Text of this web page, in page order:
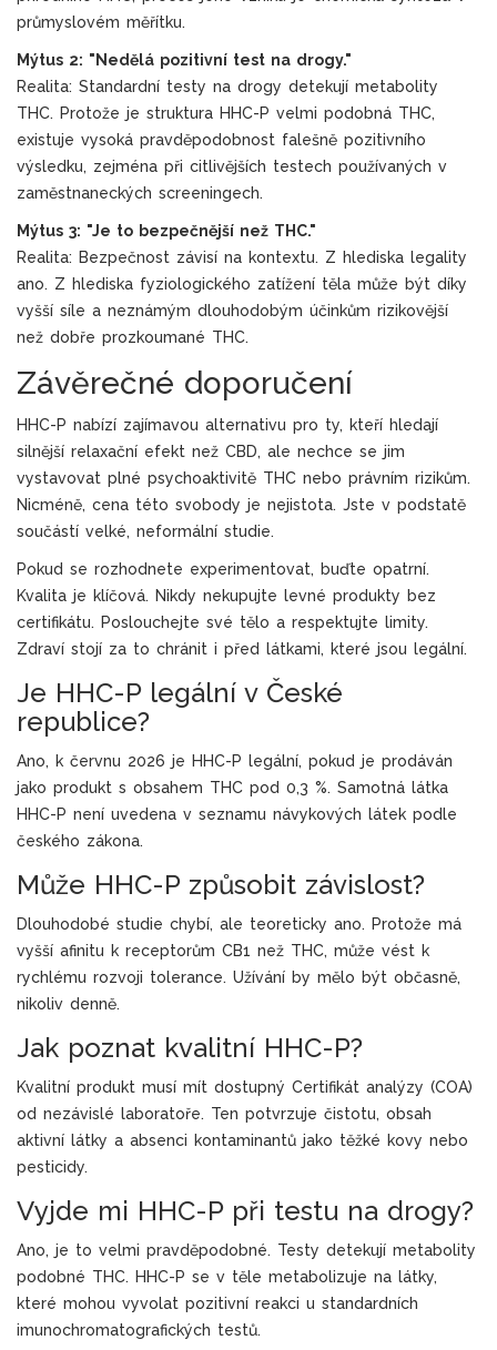
průmyslovém měřítku.
Mýtus 2: "Nedělá pozitivní test na drogy."
Realita: Standardní testy na drogy detekují metabolity
THC. Protože je struktura HHC-P velmi podobná THC,
existuje vysoká pravděpodobnost falešně pozitivního
výsledku, zejména při citlivějších testech používaných v
zaměstnaneckých screeningech.
Mýtus 3: "Je to bezpečnější než THC."
Realita: Bezpečnost závisí na kontextu. Z hlediska legality
ano. Z hlediska fyziologického zatížení těla může být díky
vyšší síle a neznámým dlouhodobým účinkům rizikovější
než dobře prozkoumané THC.
Závěrečné doporučení
HHC-P nabízí zajímavou alternativu pro ty, kteří hledají
silnější relaxační efekt než CBD, ale nechce se jim
vystavovat plné psychoaktivitě THC nebo právním rizikům.
Nicméně, cena této svobody je nejistota. Jste v podstatě
součástí velké, neformální studie.
Pokud se rozhodnete experimentovat, buďte opatrní.
Kvalita je klíčová. Nikdy nekupujte levné produkty bez
certifikátu. Poslouchejte své tělo a respektujte limity.
Zdraví stojí za to chránit i před látkami, které jsou legální.
Je HHC-P legální v České
republice?
Ano, k červnu 2026 je HHC-P legální, pokud je prodáván
jako produkt s obsahem THC pod 0,3 %. Samotná látka
HHC-P není uvedena v seznamu návykových látek podle
českého zákona.
Může HHC-P způsobit závislost?
Dlouhodobé studie chybí, ale teoreticky ano. Protože má
vyšší afinitu k receptorům CB1 než THC, může vést k
rychlému rozvoji tolerance. Užívání by mělo být občasně,
nikoliv denně.
Jak poznat kvalitní HHC-P?
Kvalitní produkt musí mít dostupný Certifikát analýzy (COA)
od nezávislé laboratoře. Ten potvrzuje čistotu, obsah
aktivní látky a absenci kontaminantů jako těžké kovy nebo
pesticidy.
Vyjde mi HHC-P při testu na drogy?
Ano, je to velmi pravděpodobné. Testy detekují metabolity
podobné THC. HHC-P se v těle metabolizuje na látky,
které mohou vyvolat pozitivní reakci u standardních
imunochromatografických testů.